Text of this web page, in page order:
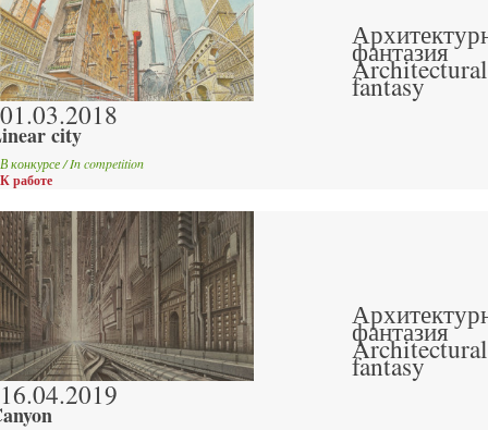
01.03.2018
city
В конкурсе / In competition
К работе
фантазия
Architectural
fantasy
16.04.2019
фантазия
Architectural
fantasy